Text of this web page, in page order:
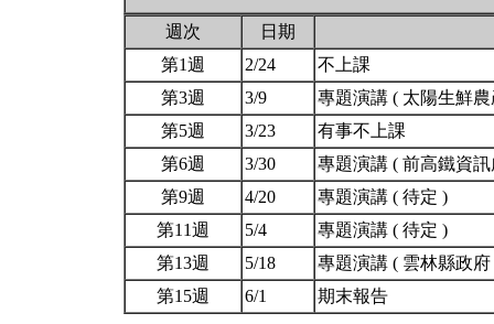
週次
日期
第1週
2/24
不上課
第3週
3/9
專題演講 ( 太陽生鮮
第5週
3/23
有事不上課
第6週
3/30
專題演講 ( 前高鐵資
第9週
4/20
專題演講 ( 待定 )
第11週
5/4
專題演講 ( 待定 )
第13週
5/18
專題演講 ( 雲林縣政
第15週
6/1 期末報告